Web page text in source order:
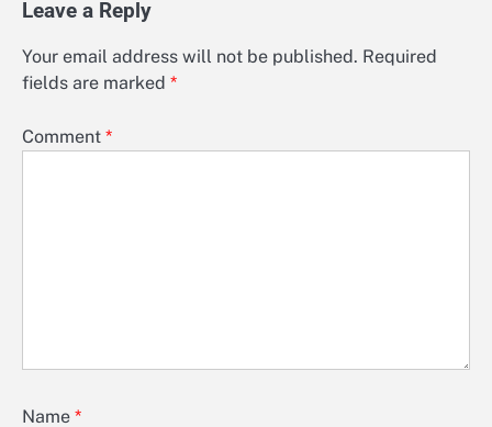
Leave a Reply
Your email address will not be published. Required
fields are marked *
Comment *
Name *